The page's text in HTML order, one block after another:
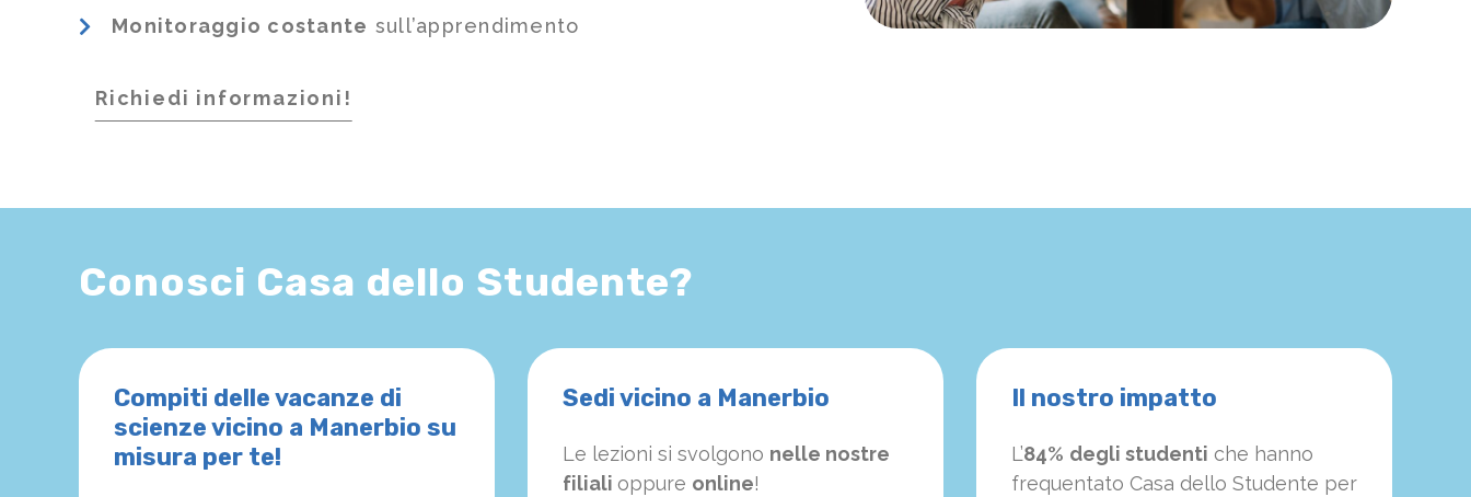
Monitoraggio costante sull’apprendimento
Richiedi informazioni!
Conosci Casa dello Studente?
Compiti delle vacanze di
scienze vicino a Manerbio su
misura per te!
Sedi vicino a Manerbio
Le lezioni si svolgono nelle nostre
filiali oppure online!
Il nostro impatto
L’84% degli studenti che hanno
frequentato Casa dello Studente per